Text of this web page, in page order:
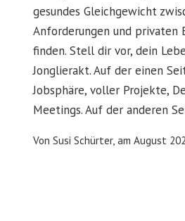
gesundes Gleichgewicht
Anforderungen und privaten
finden. Stell dir vor, dein
Jonglierakt. Auf der einen
Jobsphäre, voller Projekte,
Meetings. Auf der anderen
VonSusi Schürter, amAugust